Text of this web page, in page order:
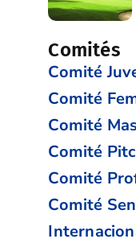
Comités
Comité
Comité
Comité
Comité
Comité
Comité